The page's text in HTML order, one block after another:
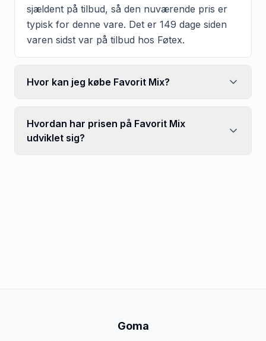
sjældent på tilbud, så den nuværende pris er
typisk for denne vare. Det er 149 dage siden
varen sidst var på tilbud hos Føtex.
Hvor kan jeg købe Favorit Mix?
Hvordan har prisen på Favorit Mix
udviklet sig?
Goma